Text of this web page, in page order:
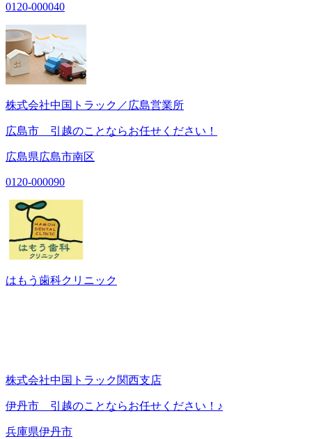
0120-000040
株式会社中国トラック／広島営業所
広島市 引越のことならお任せください！
広島県広島市南区
0120-000090
はもう歯科クリニック
株式会社中国トラック関西支店
伊丹市 引越のことならお任せください！♪
兵庫県伊丹市